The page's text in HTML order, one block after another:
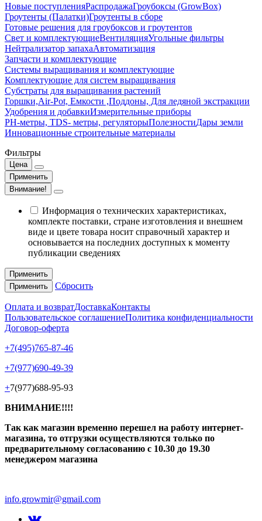
Новые поступленияРаспродажаГроубоксы (GrowBox)
Гроутенты (Палатки)Гроутенты в сборе
Готовые решения для гроубоксов и гроутентов
Свет и комплектующиеВентиляцияУгольные фильтры
Нейтрализатор запахаАвтоматизация
Запчасти и комплектующие
Системы выращивания и комплектующие
Комплектующие для систем выращивания
Субстраты для выращивания растений
Горшки,Air-Pot, Емкости ,Поддоны, Для ледяной экстракции
Удобрения и добавкиИзмерительные приборы
РН-метры, TDS- метры, регуляторыПолезностиДары земли
Инновационные строительные материалы
Фильтры
Цена
Применить
Внимание!
Информация о технических характеристиках,
комплекте поставки, стране изготовления и внешнем
виде и цвете товара носит справочный характер и
основывается на последних доступных к моменту
публикации сведениях
Применить
Применить
Сбросить
Оплата и возвратДоставкаКонтакты
Пользовательское соглашениеПолитика конфиденциальности
Договор-оферта
+7(495)765-87-46
+7(977)690-49-39
+7(977)688-95-93
ВНИМАНИЕ!!!!
Так как магазин временно перешел на работу интернет-
магазина, то отгрузки осуществляются только по
предварительному согласованию с 10.30 до 19.30
менеджером магазина
info.growmir@gmail.com